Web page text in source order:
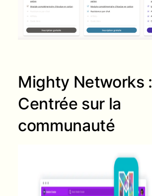
Mighty Networks :
Centrée sur la
communauté